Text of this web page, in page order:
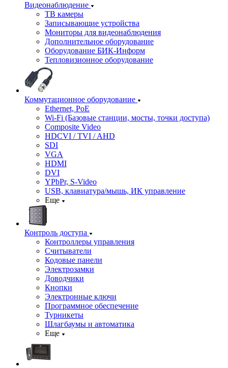
Видеонаблюдение
ТВ камеры
Записывающие устройства
Мониторы для видеонаблюдения
Дополнительное оборудование
Оборудование БИК-Информ
Тепловизионное оборудование
Коммутационное оборудование
Ethernet, PoE
Wi-Fi (Базовые станции, мосты, точки доступа)
Composite Video
HDCVI / TVI / AHD
SDI
VGA
HDMI
DVI
YPbPr, S-Video
USB, клавиатура/мышь, ИК управление
Еще
Контроль доступа
Контроллеры управления
Считыватели
Кодовые панели
Электрозамки
Доводчики
Кнопки
Электронные ключи
Программное обеспечение
Турникеты
Шлагбаумы и автоматика
Еще